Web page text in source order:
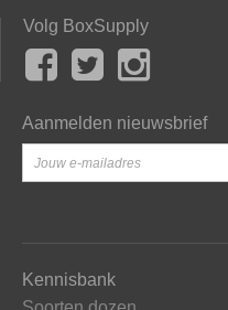
Volg BoxSupply
Aanmelden nieuwsbrief
Kennisbank